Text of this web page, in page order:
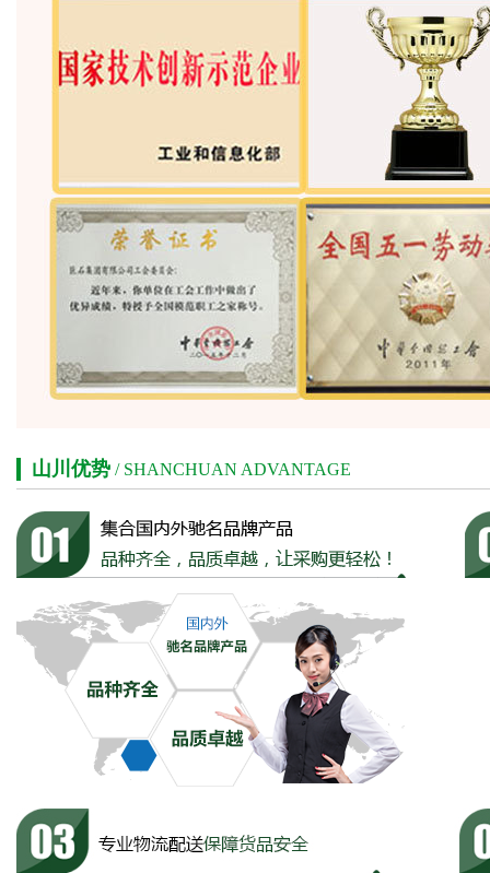
山川优势 / SHANCHUAN ADVANTAGE